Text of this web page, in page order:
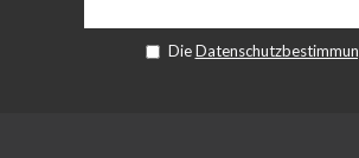
Die